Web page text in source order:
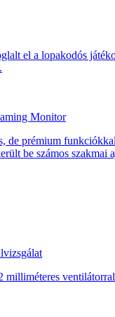
el a lopakodós
Monitor
prémium
be számos
ventilátorral